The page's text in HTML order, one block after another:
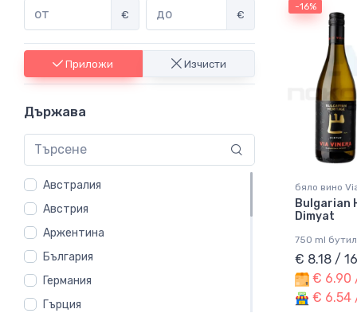
€ €
Приложи Изчисти
Държава
Австралия
Австрия
Аржентина
България
Германия
Гърция
-16%
бяло вино
Bulgarian
Dimyat
750 ml
€ 8.18 /
€ 6.90
€ 6.54